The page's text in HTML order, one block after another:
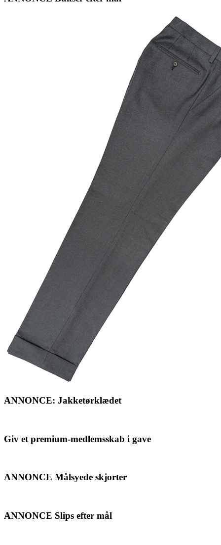
ANNONCE: Jakketørklædet
Giv et premium-medlemsskab i gave
ANNONCE Målsyede skjorter
ANNONCE Slips efter mål